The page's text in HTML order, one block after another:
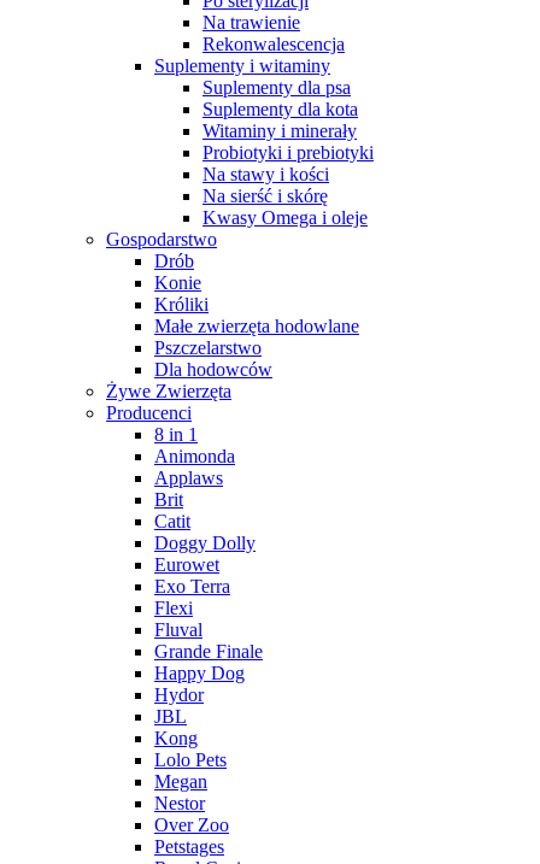
Na trawienie
Rekonwalescencja
Suplementy i witaminy
Suplementy dla psa
Suplementy dla kota
Witaminy i minerały
Probiotyki i prebiotyki
Na stawy i kości
Na sierść i skórę
Kwasy Omega i oleje
Gospodarstwo
Drób
Konie
Króliki
Małe zwierzęta hodowlane
Pszczelarstwo
Dla hodowców
Żywe Zwierzęta
Producenci
8 in 1
Animonda
Applaws
Brit
Catit
Doggy Dolly
Eurowet
Exo Terra
Flexi
Fluval
Grande Finale
Happy Dog
Hydor
JBL
Kong
Lolo Pets
Megan
Nestor
Over Zoo
Petstages